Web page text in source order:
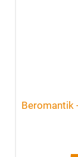
Beromantik